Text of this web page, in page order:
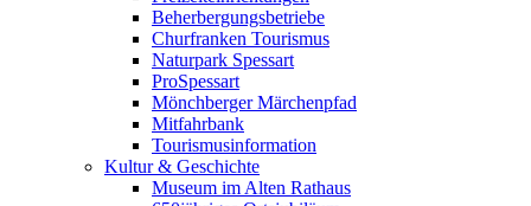
Beherbergungsbetriebe
Churfranken Tourismus
Naturpark Spessart
ProSpessart
Mönchberger Märchenpfad
Mitfahrbank
Tourismusinformation
Kultur & Geschichte
Museum im Alten Rathaus